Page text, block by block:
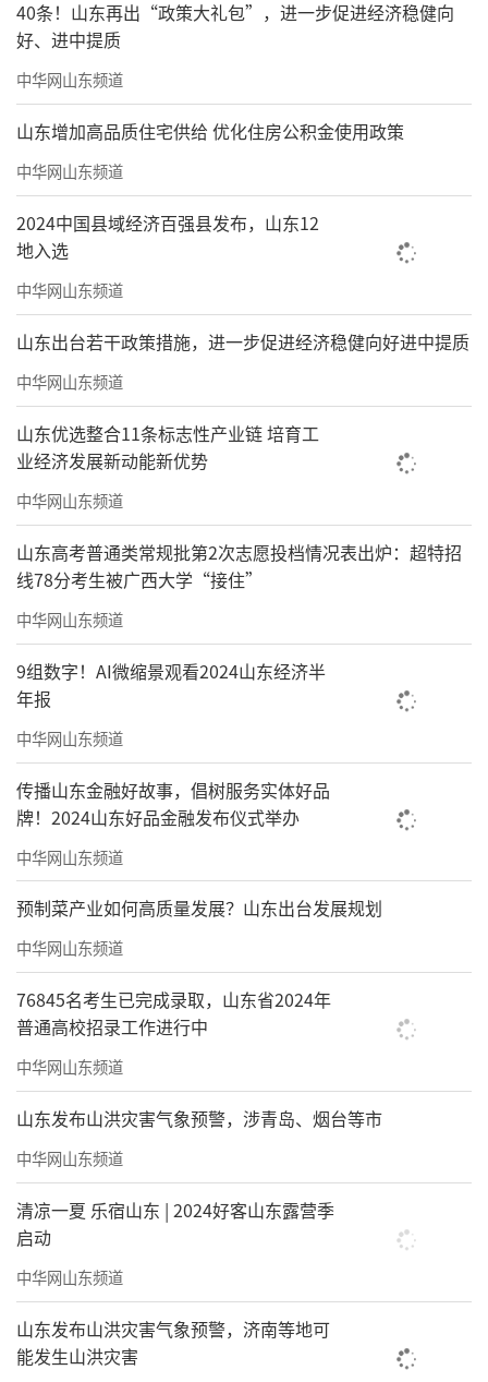
40条！山东再出“政策大礼包”，进一步促进经济稳健向
好、进中提质
中华网山东频道
山东增加高品质住宅供给 优化住房公积金使用政策
中华网山东频道
2024中国县域经济百强县发布，山东12
地入选
中华网山东频道
山东出台若干政策措施，进一步促进经济稳健向好进中提质
中华网山东频道
山东优选整合11条标志性产业链 培育工
业经济发展新动能新优势
中华网山东频道
山东高考普通类常规批第2次志愿投档情况表出炉：超特招
线78分考生被广西大学“接住”
中华网山东频道
9组数字！AI微缩景观看2024山东经济半
年报
中华网山东频道
传播山东金融好故事，倡树服务实体好品
牌！2024山东好品金融发布仪式举办
中华网山东频道
预制菜产业如何高质量发展？山东出台发展规划
中华网山东频道
76845名考生已完成录取，山东省2024年
普通高校招录工作进行中
中华网山东频道
山东发布山洪灾害气象预警，涉青岛、烟台等市
中华网山东频道
清凉一夏 乐宿山东 | 2024好客山东露营季
启动
中华网山东频道
山东发布山洪灾害气象预警，济南等地可
能发生山洪灾害